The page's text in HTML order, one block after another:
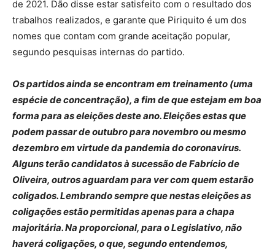
de 2021. Dão disse estar satisfeito com o resultado dos
trabalhos realizados, e garante que Piriquito é um dos
nomes que contam com grande aceitação popular,
segundo pesquisas internas do partido.
Os partidos ainda se encontram em treinamento (uma
espécie de concentração), a fim de que estejam em boa
forma para as eleições deste ano. Eleições estas que
podem passar de outubro para novembro ou mesmo
dezembro em virtude da pandemia do coronavírus.
Alguns terão candidatos à sucessão de Fabrício de
Oliveira, outros aguardam para ver com quem estarão
coligados. Lembrando sempre que nestas eleições as
coligações estão permitidas apenas para a chapa
majoritária. Na proporcional, para o Legislativo, não
haverá coligações, o que, segundo entendemos,